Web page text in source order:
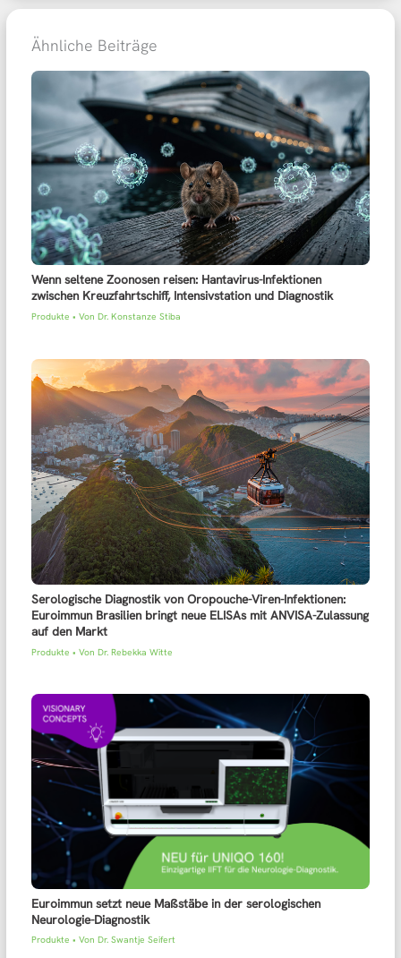
Ähnliche Beiträge
Wenn seltene Zoonosen reisen: Hantavirus-Infektionen
zwischen Kreuzfahrtschiff, Intensivstation und Diagnostik
Produkte • Von Dr. Konstanze Stiba
Serologische Diagnostik von Oropouche-Viren-Infektionen:
Euroimmun Brasilien bringt neue ELISAs mit ANVISA-Zulassung
auf den Markt
Produkte • Von Dr. Rebekka Witte
Euroimmun setzt neue Maßstäbe in der serologischen
Neurologie-Diagnostik
Produkte • Von Dr. Swantje Seifert